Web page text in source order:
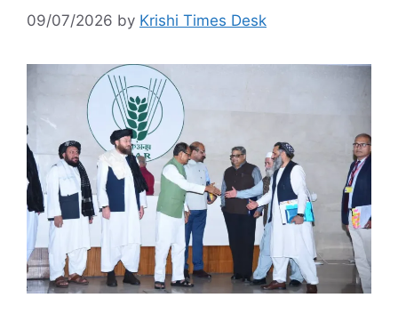
09/07/2026 by Krishi Times Desk